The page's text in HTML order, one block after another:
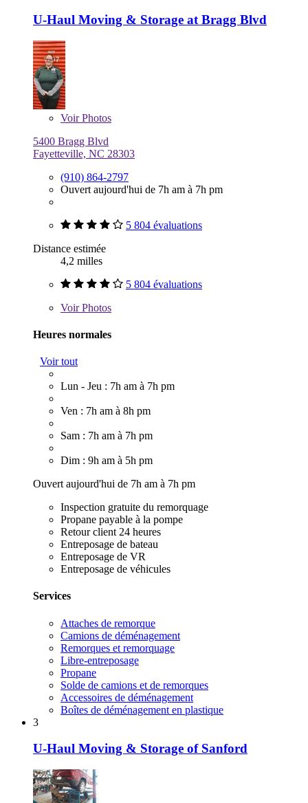
U-Haul Moving & Storage at Bragg Blvd
VoirPhotos
5400 Bragg Blvd
Fayetteville, NC 28303
(910) 864-2797
Ouvert aujourd'hui de 7h am à 7h pm
5 804 évaluations
Distance estimée
4,2 milles
5 804 évaluations
VoirPhotos
Heures normales
Voir tout
Lun - Jeu : 7h am à 7h pm
Ven : 7h am à 8h pm
Sam : 7h am à 7h pm
Dim : 9h am à 5h pm
Ouvert aujourd'hui de 7h am à 7h pm
Inspection gratuite du remorquage
Propane payable à la pompe
Retour client 24 heures
Entreposage de bateau
Entreposage de VR
Entreposage de véhicules
Services
Attaches de remorque
Camions de déménagement
Remorques et remorquage
Libre-entreposage
Propane
Solde de camions et de remorques
Accessoires de déménagement
Boîtes de déménagement en plastique
3
U-Haul Moving & Storage of Sanford